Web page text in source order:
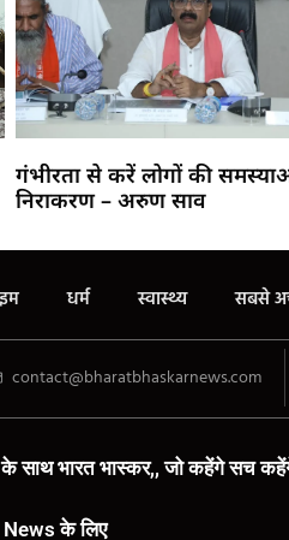
गंभीरता से करें लोगों की
निराकरण – अरुण साव
धर्म स्वास्थ्य सबसे
contact@bharatbhaskarnews.com
साथ भारत भास्कर,, जो कहेंगे सच
News के लिए